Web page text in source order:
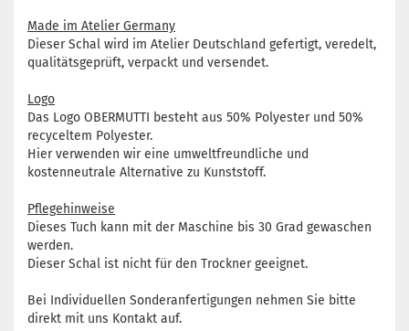
Made im Atelier Germany
Dieser Schal wird im Atelier Deutschland gefertigt, veredelt,
qualitätsgeprüft, verpackt und versendet.
Logo
Das Logo OBERMUTTI besteht aus 50% Polyester und 50%
recyceltem Polyester.
Hier verwenden wir eine umweltfreundliche und
kostenneutrale Alternative zu Kunststoff.
Pflegehinweise
Dieses Tuch kann mit der Maschine bis 30 Grad gewaschen
werden.
Dieser Schal ist nicht für den Trockner geeignet.
Bei Individuellen Sonderanfertigungen nehmen Sie bitte
direkt mit uns Kontakt auf.